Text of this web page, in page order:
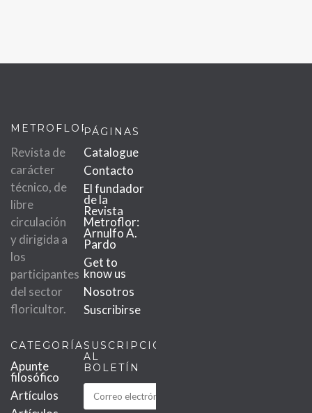
METROFLOR
Revista de
carácter
técnico, de
libre
circulación
y dirigida a
los
participantes
del sector
floricultor.
PÁGINAS
Catalogue
Contacto
El fundador
de la
Revista
Metroflor:
Arnulfo A.
Pardo
Get to
know us
Nosotros
Suscribirse
CATEGORÍAS
Apunte
filosófico
Artículos
SUSCRIPCIÓN
AL
BOLETÍN